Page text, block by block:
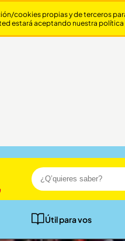
Útil para vos
cookies propias y de terceros
estará aceptando nuestra